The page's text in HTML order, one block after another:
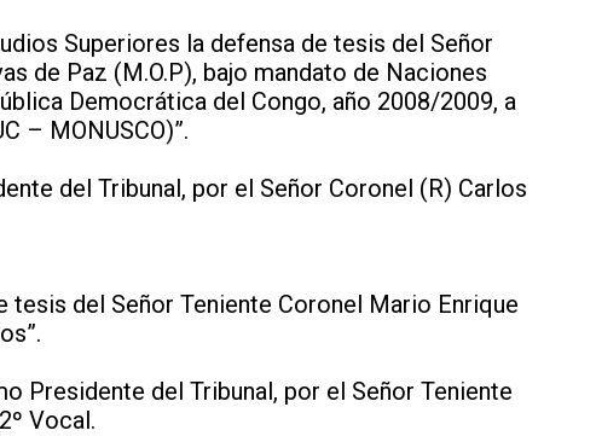
Superiores la defensa de tesis del Señor
de Paz (M.O.P), bajo mandato de Naciones
Democrática del Congo, año 2008/2009, a
– MONUSCO)”.
del Tribunal, por el Señor Coronel (R) Carlos
del Señor Teniente Coronel Mario Enrique
Presidente del Tribunal, por el Señor Teniente
Vocal.